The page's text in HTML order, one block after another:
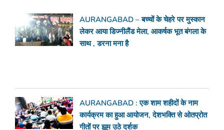
AURANGABAD – बच्चों के चेहरे पर मुस्कान
लेकर आया डिज्नीलैंड मेला, आकर्षक भूत बंगला के
साथ , डरना मना है
AURANGABAD : एक शाम शहीदों के नाम
कार्यक्रम का हुआ आयोजन, देशभक्ति से ओतप्रोत
गीतों पर झूम उठे दर्शक